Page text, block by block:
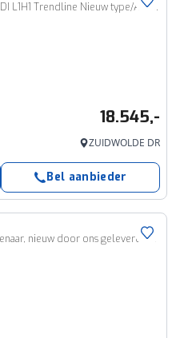
Kombi 9-Persoons EXCL. BTW 2.0 TDI L1H1 Trendline Nieuw type/Airco/9-Persoons/CD
18.545,-
ZUIDWOLDE DR
Bel aanbieder
2.0 TDI L1H1 28 Bulli NL auto, 1e eigenaar, nieuw door ons geleverd en onderhouden, BULLI Full LED, 17" LMV, digital cockpit pro, discover pro navigatie, Apple carplay & Android auto, stoelverwarming, camera, achterdeuren met wisser, adaptieve cruise control (acc), stoelverwarming, achteruitrijcamera, DAB+ etc.